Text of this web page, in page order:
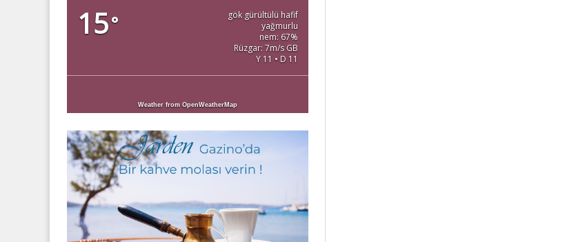
15°
gök gürültülü hafif
yağmurlu
nem: 67%
Rüzgar: 7m/s GB
Y 11 • D 11
Weather from OpenWeatherMap